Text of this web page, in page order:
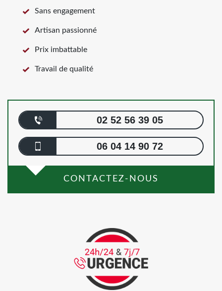
Sans engagement
Artisan passionné
Prix imbattable
Travail de qualité
02 52 56 39 05
06 04 14 90 72
CONTACTEZ-NOUS